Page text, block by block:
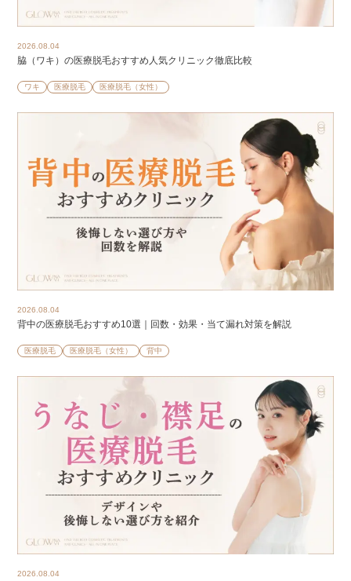
2026.08.04
脇（ワキ）の医療脱毛おすすめ人気クリニック徹底比較
ワキ 医療脱毛 医療脱毛（女性）
2026.08.04
背中の医療脱毛おすすめ10選｜回数・効果・当て漏れ対策を解説
医療脱毛 医療脱毛（女性） 背中
2026.08.04